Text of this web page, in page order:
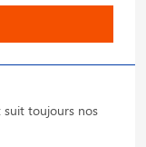
suit toujours nos